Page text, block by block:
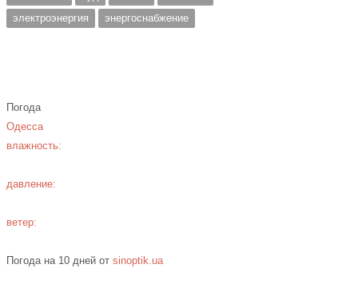
электроэнергия
энергоснабжение
Погода
Одесса
влажность:
давление:
ветер:
Погода на 10 дней отsinoptik.ua